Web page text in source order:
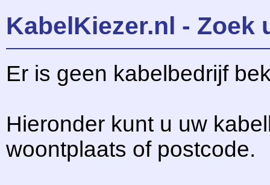
KabelKiezer.nl - Zoek
Er is geen kabelbedrijf
Hieronder kunt u uw
woontplaats of postcode.